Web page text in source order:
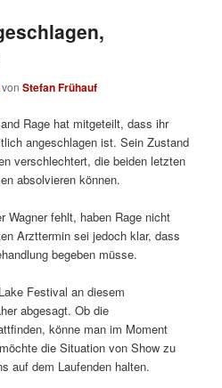
vonStefan Frühauf
Rage hat mitgeteilt, dass ihr
angeschlagen ist. Sein Zustand
verschlechtert, die beiden letzten
absolvieren können.
Wagner fehlt, haben Rage nicht
Arzttermin sei jedoch klar, dass
begeben müsse.
Festival an diesem
abgesagt. Ob die
könne man im Moment
die Situation von Show zu
auf dem Laufenden halten.